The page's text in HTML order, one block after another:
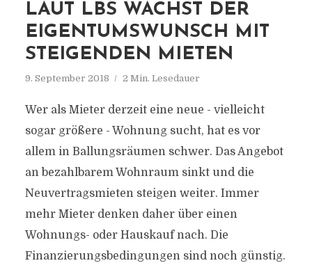
LAUT LBS WÄCHST DER
EIGENTUMSWUNSCH MIT
STEIGENDEN MIETEN
9. September 2018 2 Min. Lesedauer
Wer als Mieter derzeit eine neue - vielleicht
sogar größere - Wohnung sucht, hat es vor
allem in Ballungsräumen schwer. Das Angebot
an bezahlbarem Wohnraum sinkt und die
Neuvertragsmieten steigen weiter. Immer
mehr Mieter denken daher über einen
Wohnungs- oder Hauskauf nach. Die
Finanzierungsbedingungen sind noch günstig.